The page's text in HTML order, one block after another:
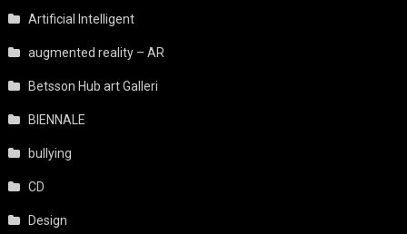
Artificial Intelligent
augmented reality – AR
Betsson Hub art Galleri
BIENNALE
bullying
CD
Design